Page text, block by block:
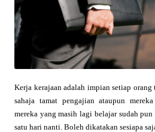
Kerja kerajaan adalah impian setiap orang
sahaja tamat pengajian ataupun
mereka yang masih lagi belajar sudah
satu hari nanti. Boleh dikatakan sesiapa